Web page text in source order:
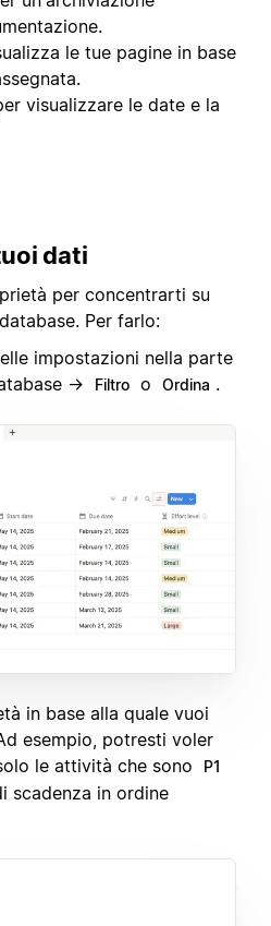
le tue pagine in base
visualizzare le date e la
dati
per concentrarti su
Per farlo:
impostazioni nella parte
→
Filtro o Ordina .
in base alla quale vuoi
esempio, potresti voler
le attività che sono
P1
scadenza in ordine